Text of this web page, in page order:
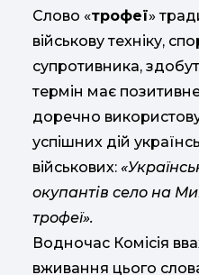
Слово «трофеї»
військову техніку,
супротивника,
термін має
доречно
успішних дій
військових:
окупантів село на
трофеї».
Водночас Комісія
вживання цього